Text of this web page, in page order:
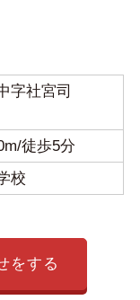
字社宮司
徒歩5分
校
をする